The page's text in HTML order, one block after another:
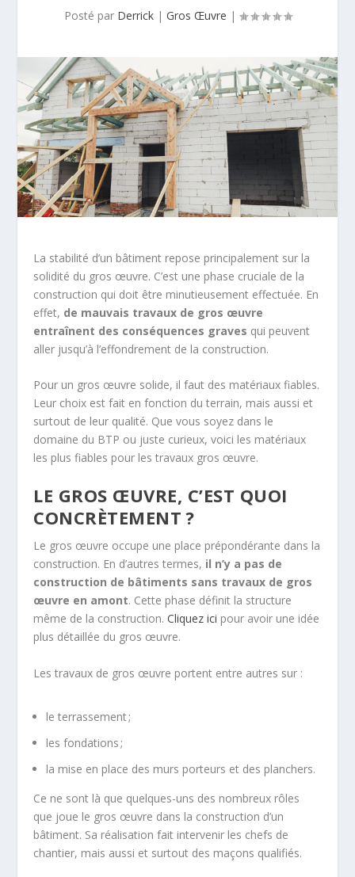
Posté par Derrick| Gros Œuvre |
La stabilité d’un bâtiment repose principalement sur la
solidité du gros œuvre. C’est une phase cruciale de la
construction qui doit être minutieusement effectuée. En
effet, de mauvais travaux de gros œuvre
entraînent des conséquences graves qui peuvent
aller jusqu’à l’effondrement de la construction.
Pour un gros œuvre solide, il faut des matériaux fiables.
Leur choix est fait en fonction du terrain, mais aussi et
surtout de leur qualité. Que vous soyez dans le
domaine du BTP ou juste curieux, voici les matériaux
les plus fiables pour les travaux gros œuvre.
LE GROS ŒUVRE, C’EST QUOI
CONCRÈTEMENT ?
Le gros œuvre occupe une place prépondérante dans la
construction. En d’autres termes, il n’y a pas de
construction de bâtiments sans travaux de gros
œuvre en amont. Cette phase définit la structure
même de la construction.Cliquez ici pour avoir une idée
plus détaillée du gros œuvre.
Les travaux de gros œuvre portent entre autres sur :
le terrassement ;
les fondations ;
la mise en place des murs porteurs et des planchers.
Ce ne sont là que quelques-uns des nombreux rôles
que joue le gros œuvre dans la construction d’un
bâtiment. Sa réalisation fait intervenir les chefs de
chantier, mais aussi et surtout des maçons qualifiés.